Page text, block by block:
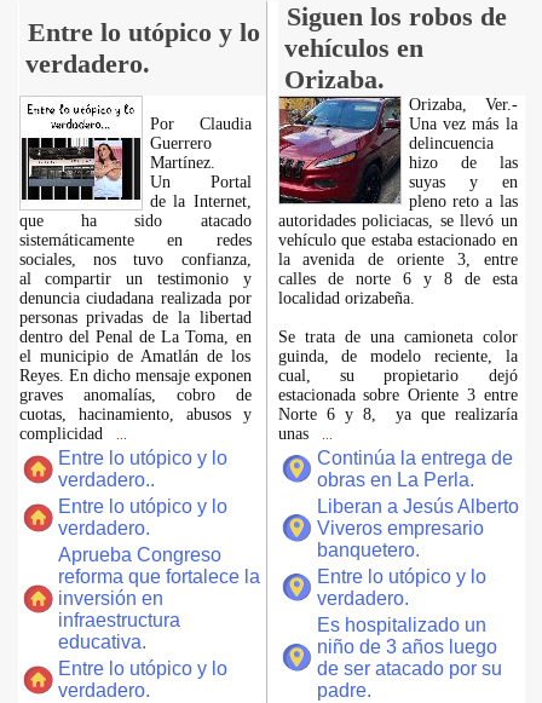
Entre lo utópico y lo
verdadero.
Siguen los robos de
vehículos en
Orizaba.
Por Claudia
Guerrero
Martínez.
​Un Portal
de la Internet,
que ha sido atacado
sistemáticamente en redes
sociales, nos tuvo confianza,
al compartir un testimonio y
denuncia ciudadana realizada por
personas privadas de la libertad
dentro del Penal de La Toma, en
el municipio de Amatlán de los
Reyes. En dicho mensaje exponen
graves anomalías, cobro de
cuotas, hacinamiento, abusos y
complicidad
Entre lo utópico y lo
verdadero..
Entre lo utópico y lo
verdadero.
Aprueba Congreso
reforma que fortalece la
inversión en
infraestructura
educativa.
Entre lo utópico y lo
verdadero.
Orizaba, Ver.-
Una vez más la
delincuencia
hizo de las
suyas y en
pleno reto a las
autoridades policiacas, se llevó un
vehículo que estaba estacionado en
la avenida de oriente 3, entre
calles de norte 6 y 8 de esta
localidad orizabeña.
Se trata de una camioneta color
guinda, de modelo reciente, la
cual, su propietario dejó
estacionada sobre Oriente 3 entre
Norte 6 y 8, ya que realizaría
unas
Continúa la entrega de
obras en La Perla.
Liberan a Jesús Alberto
Viveros empresario
banquetero.
Entre lo utópico y lo
verdadero.
Es hospitalizado un
niño de 3 años luego
de ser atacado por su
padre.